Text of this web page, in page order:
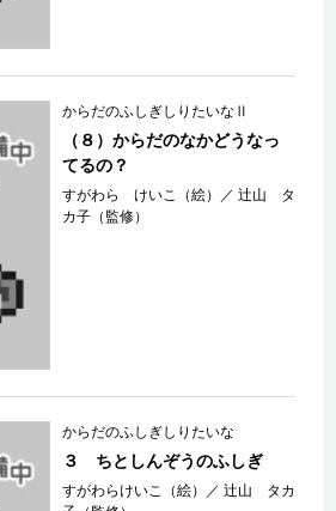
からだのふしぎしりたいなⅡ
（８）からだのなかどうなっ
てるの？
すがわら けいこ（絵） ／辻山 タ
カ子（監修）
からだのふしぎしりたいな
３ ちとしんぞうのふしぎ
すがわらけいこ（絵） ／辻山 タカ